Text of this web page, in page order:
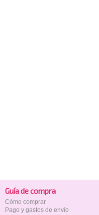
Guía de compra
Cómo comprar
Pago y gastos de envío